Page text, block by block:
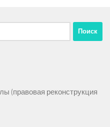
(правовая реконструкция